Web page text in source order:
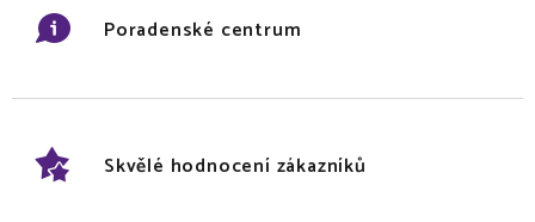
Poradenské centrum
Skvělé hodnocení zákazníků